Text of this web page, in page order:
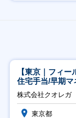
【東京｜フィ
住宅手当/早期マ
株式会社クオレガ
東京都